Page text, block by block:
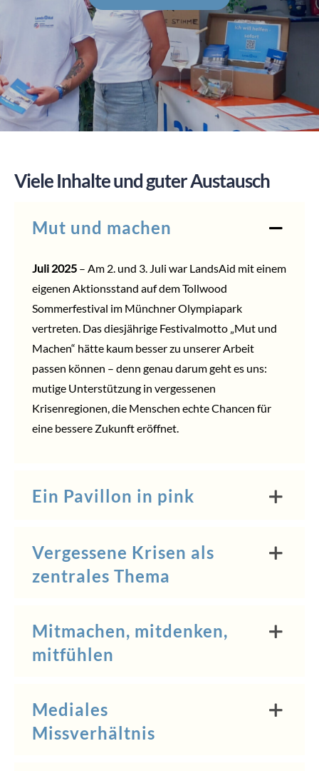
Viele Inhalte und guter Austausch
Mut und machen
Juli 2025– Am 2. und 3. Juli war LandsAid mit einem
eigenen Aktionsstand auf demTollwood
Sommerfestival im Münchner Olympiapark
vertreten. Das diesjährige Festivalmotto „Mut und
Machen“ hätte kaum besser zu unserer Arbeit
passen können – denn genau darum geht es uns:
mutige Unterstützung in vergessenen
Krisenregionen, die Menschen echte Chancen für
eine bessere Zukunft eröffnet.
Ein Pavillon in pink
Vergessene Krisen als
zentrales Thema
Mitmachen, mitdenken,
mitfühlen
Mediales
Missverhältnis